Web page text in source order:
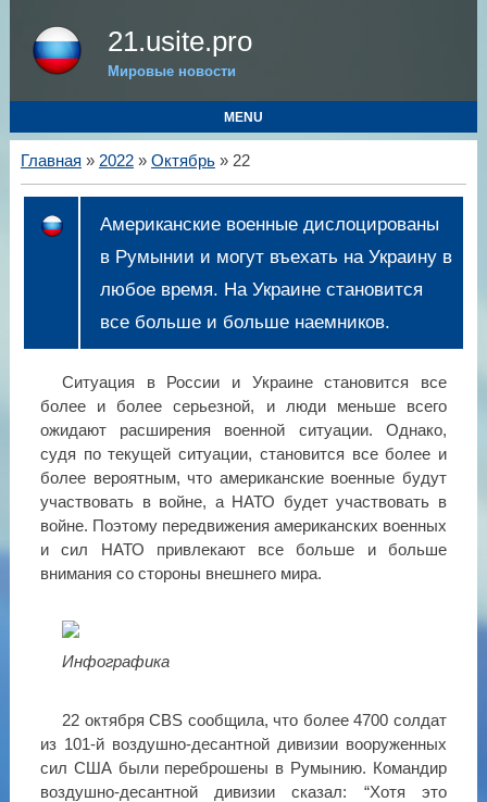
21.usite.pro
Мировые новости
MENU
Главная » 2022 » Октябрь » 22
Американские военные дислоцированы
в Румынии и могут въехать на Украину в
любое время. На Украине становится
все больше и больше наемников.
Ситуация в России и Украине становится все
более и более серьезной, и люди меньше всего
ожидают расширения военной ситуации. Однако,
судя по текущей ситуации, становится все более и
более вероятным, что американские военные будут
участвовать в войне, а НАТО будет участвовать в
войне. Поэтому передвижения американских военных
и сил НАТО привлекают все больше и больше
внимания со стороны внешнего мира.
Инфографика
22 октября CBS сообщила, что более 4700 солдат
из 101-й воздушно-десантной дивизии вооруженных
сил США были переброшены в Румынию. Командир
воздушно-десантной дивизии сказал: “Хотя это